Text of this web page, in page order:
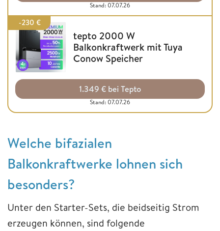
Stand: 07.07.26
-230 €
tepto 2000 W
Balkonkraftwerk mit Tuya
Conow Speicher
1.349 € bei Tepto
Stand: 07.07.26
Welche bifazialen
Balkonkraftwerke lohnen sich
besonders?
Unter den Starter-Sets, die beidseitig Strom
erzeugen können, sind folgende